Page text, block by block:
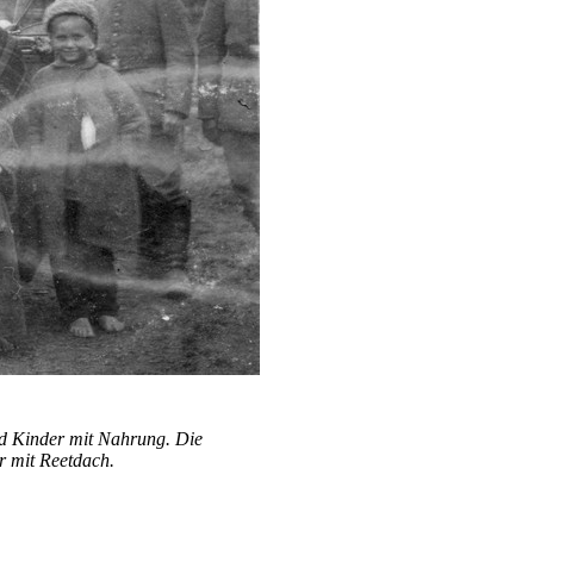
Kinder mit Nahrung. Die
mit Reetdach.